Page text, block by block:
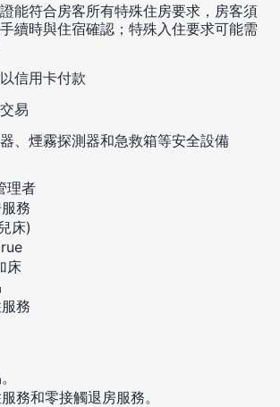
能符合房客所有特殊住房要求，房客須
續時與住宿確認；特殊入住要求可能需
信用卡付款
易
、煙霧探測器和急救箱等安全設備
理者
務
床)
床
務
務和零接觸退房服務。